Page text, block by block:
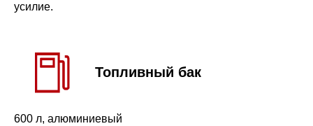
усилие.
Топливный бак
600 л, алюминиевый